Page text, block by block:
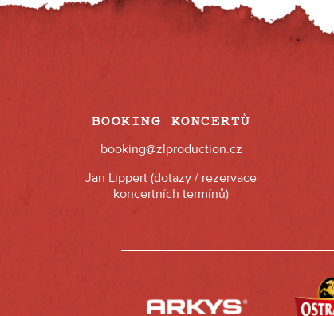
BOOKING KONCERTŮ
booking@zlproduction.cz
Jan Lippert (dotazy / rezervace
koncertních termínů)